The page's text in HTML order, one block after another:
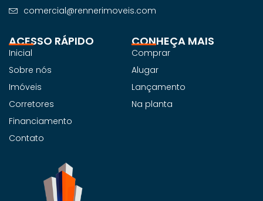
ACESSO RÁPIDO
Inicial
Sobre nós
Imóveis
Corretores
Financiamento
Contato
CONHEÇA MAIS
Comprar
Alugar
Lançamento
Na planta
comercial@rennerimoveis.com